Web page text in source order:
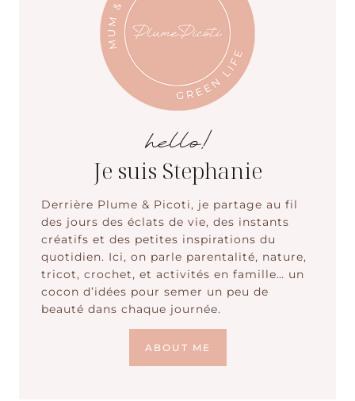
hello!
Je suis Stephanie
Derrière Plume & Picoti, je partage au fil
des jours des éclats de vie, des instants
créatifs et des petites inspirations du
quotidien. Ici, on parle parentalité, nature,
tricot, crochet, et activités en famille… un
cocon d’idées pour semer un peu de
beauté dans chaque journée.
ABOUT ME